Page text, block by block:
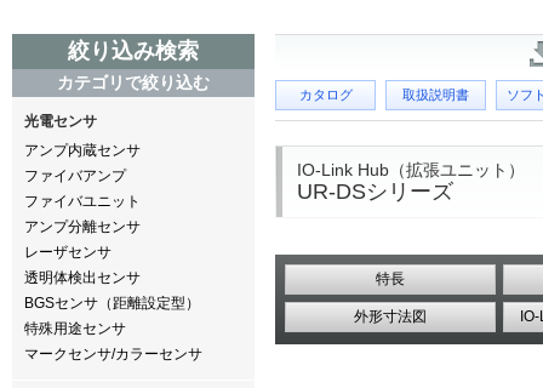
絞り込み検索
カテゴリで絞り込む
光電センサ
アンプ内蔵センサ
ファイバアンプ
ファイバユニット
アンプ分離センサ
レーザセンサ
透明体検出センサ
BGSセンサ（距離設定型）
特殊用途センサ
マークセンサ/カラーセンサ
カタログ 取扱説明書 ソフ
IO-Link Hub（拡張ユニット）
UR-DSシリーズ
特長
外形寸法図